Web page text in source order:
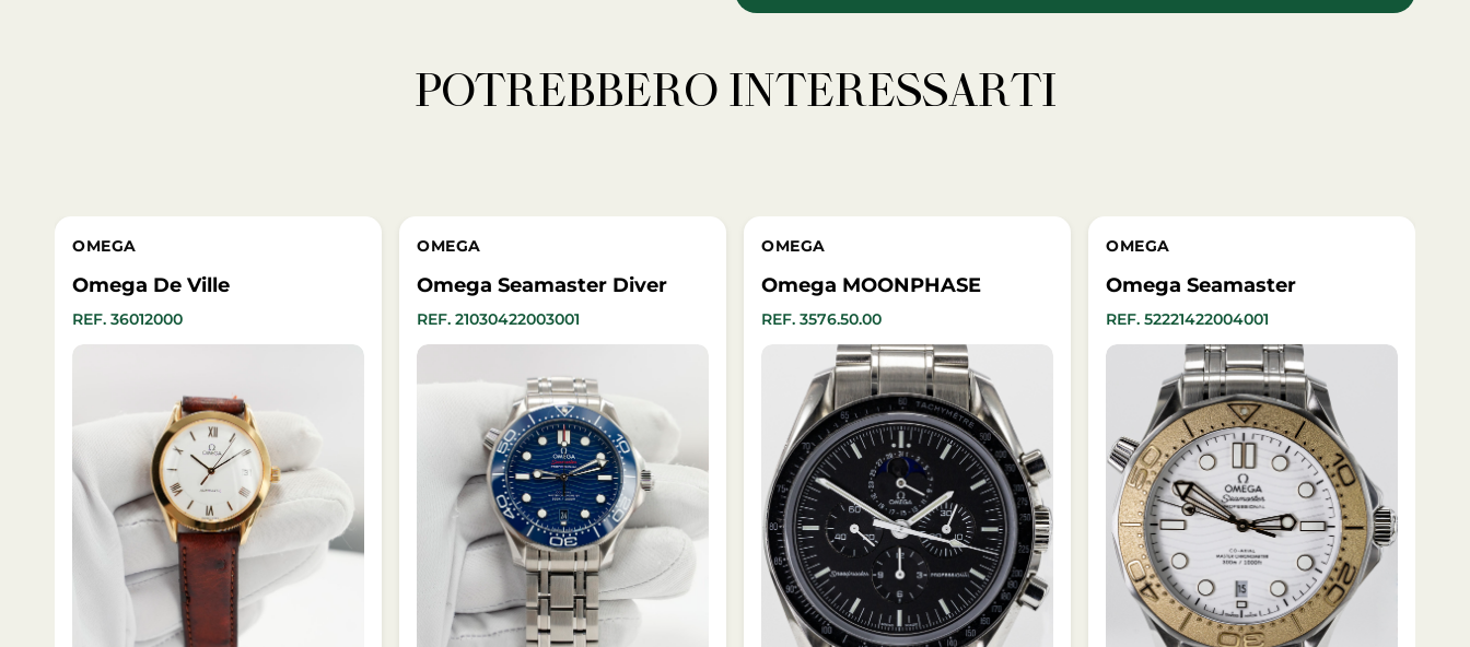
POTREBBERO INTERESSARTI
OMEGA
Omega De Ville
REF. 36012000
OMEGA
Omega Seamaster Diver
REF. 21030422003001
OMEGA
Omega MOONPHASE
REF. 3576.50.00
OMEGA
Omega Seamaster
REF. 52221422004001